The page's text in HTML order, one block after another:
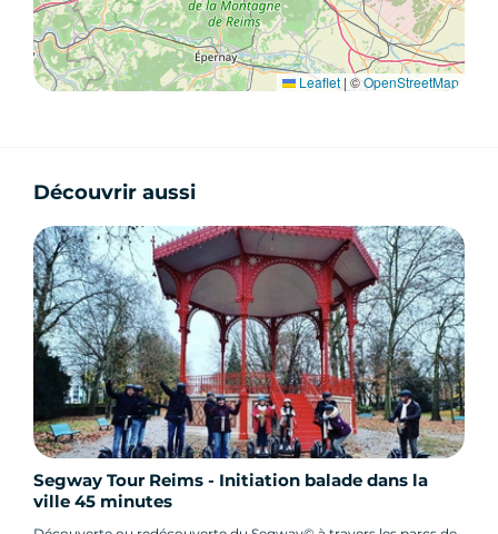
Leaflet | ©OpenStreetMap
Découvrir aussi
Segway Tour Reims - Initiation balade dans la
ville 45 minutes